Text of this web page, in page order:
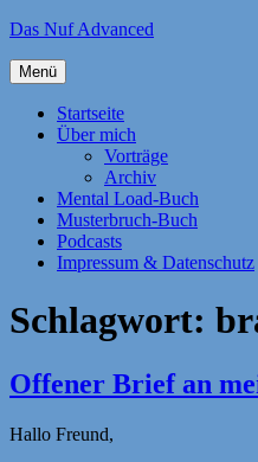
Zum
springen
Das Nuf Advanced
Menü
Startseite
Über mich
Vorträge
Archiv
Mental Load-Buch
Musterbruch-Buch
Podcasts
Impressum & Datenschutz
Schlagwort:
Offener Brief an
Hallo Freund,